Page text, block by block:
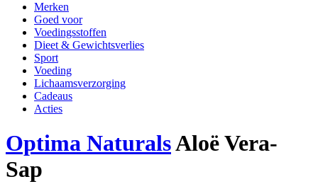
Merken
Goed voor
Voedingsstoffen
Dieet & Gewichtsverlies
Sport
Voeding
Lichaamsverzorging
Cadeaus
Acties
Optima NaturalsAloë Vera-
Sap